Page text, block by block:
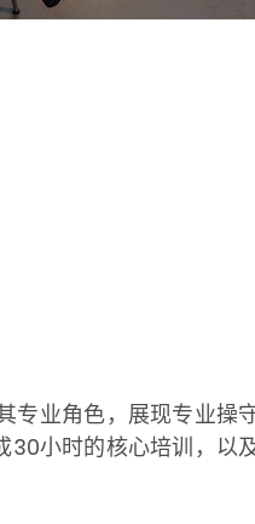
专业角色，展现专业操
小时的核心培训，以